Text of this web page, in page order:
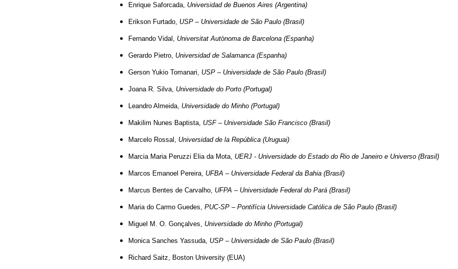
Enrique Saforcada, Universidad de Buenos Aires (Argentina)
Erikson Furtado, USP – Universidade de São Paulo (Brasil)
Fernando Vidal, Universitat Autònoma de Barcelona (Espanha)
Gerardo Pietro, Universidad de Salamanca (Espanha)
Gerson Yukio Tomanari, USP – Universidade de São Paulo (Brasil)
Joana R. Silva, Universidade do Porto (Portugal)
Leandro Almeida, Universidade do Minho (Portugal)
Makilim Nunes Baptista, USF – Universidade São Francisco (Brasil)
Marcelo Rossal, Universidad de la República (Uruguai)
Marcia Maria Peruzzi Elia da Mota, UERJ - Universidade do Estado do Rio de Janeiro e Universo (Brasil)
Marcos Emanoel Pereira, UFBA – Universidade Federal da Bahia (Brasil)
Marcus Bentes de Carvalho, UFPA – Universidade Federal do Pará (Brasil)
Maria do Carmo Guedes, PUC-SP – Pontifícia Universidade Católica de São Paulo (Brasil)
Miguel M. O. Gonçalves, Universidade do Minho (Portugal)
Monica Sanches Yassuda, USP – Universidade de São Paulo (Brasil)
Richard Saitz, Boston University (EUA)